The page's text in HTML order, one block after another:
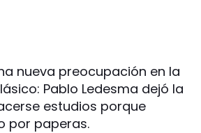
nueva preocupación en la
Pablo Ledesma dejó la
estudios porque
por paperas.